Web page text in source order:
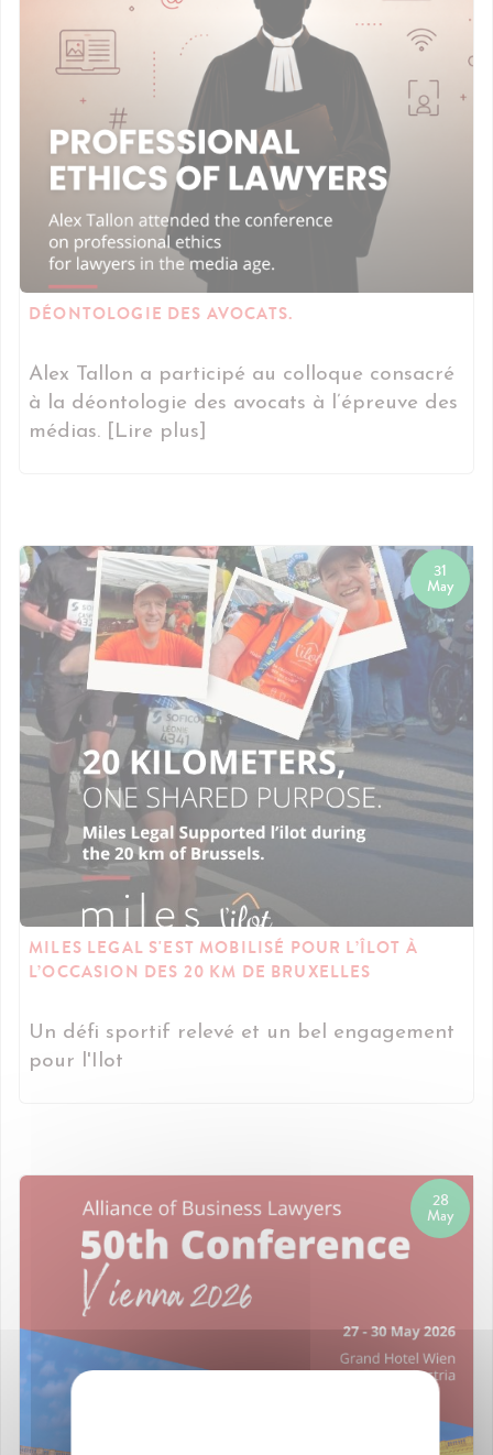
DÉONTOLOGIE DES AVOCATS.
Alex Tallon a participé au colloque consacré
à la déontologie des avocats à l’épreuve des
médias. [Lire plus]
31
May
MILES LEGAL S'EST MOBILISÉ POUR L’ÎLOT À
L’OCCASION DES 20 KM DE BRUXELLES
Un défi sportif relevé et un bel engagement
pour l'Ilot
28
May